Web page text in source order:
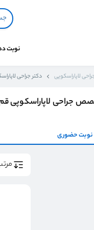
نوبت
لاپاراسکوپی دکتر جراحی
جراحی لاپاراسکوپی
نوبت حضوری